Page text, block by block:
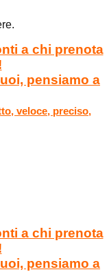
a chi prenota
pensiamo a
veloce, preciso,
a chi prenota
pensiamo a